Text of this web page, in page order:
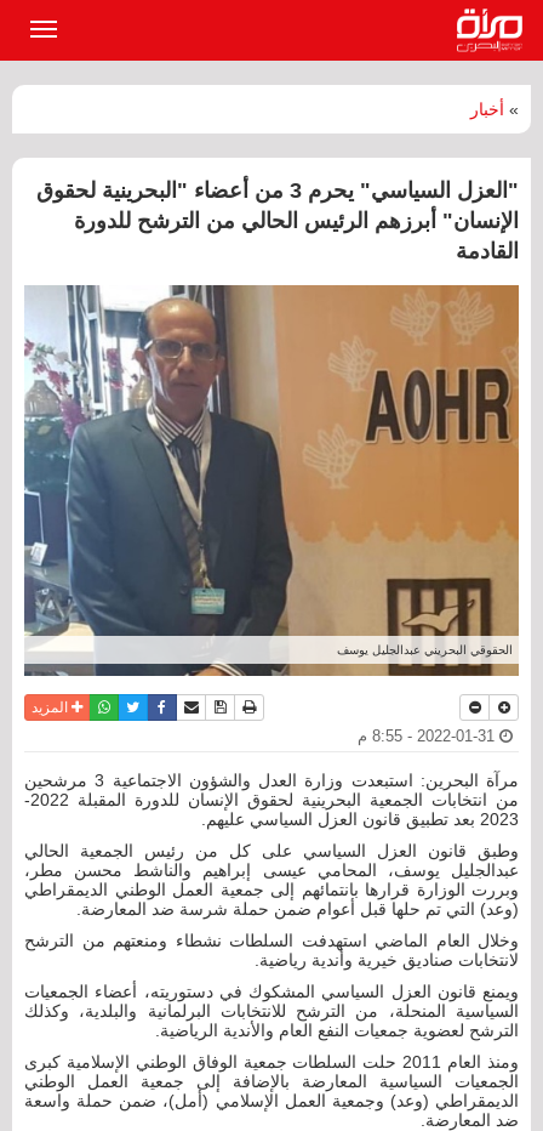
» أخبار
"العزل السياسي" يحرم 3 من أعضاء "البحرينية لحقوق
الإنسان" أبرزهم الرئيس الحالي من الترشح للدورة
القادمة
الحقوقي البحريني عبدالجليل يوسف
نسخة للطباعة
حفظ الموضوع
أرسل الى صديق
فيسبوكتويترواتسابالمزيد
مرآة البحرين: استبعدت وزارة العدل والشؤون الاجتماعية 3 مرشحين
من انتخابات الجمعية البحرينية لحقوق الإنسان للدورة المقبلة 2022-
2023 بعد تطبيق قانون العزل السياسي عليهم.
وطبق قانون العزل السياسي على كل من رئيس الجمعية الحالي
عبدالجليل يوسف، المحامي عيسى إبراهيم والناشط محسن مطر،
وبررت الوزارة قرارها بانتمائهم إلى جمعية العمل الوطني الديمقراطي
(وعد) التي تم حلها قبل أعوام ضمن حملة شرسة ضد المعارضة.
وخلال العام الماضي استهدفت السلطات نشطاء ومنعتهم من الترشح
لانتخابات صناديق خيرية وأندية رياضية.
ويمنع قانون العزل السياسي المشكوك في دستوريته، أعضاء الجمعيات
السياسية المنحلة، من الترشح للانتخابات البرلمانية والبلدية، وكذلك
الترشح لعضوية جمعيات النفع العام والأندية الرياضية.
ومنذ العام 2011 حلت السلطات جمعية الوفاق الوطني الإسلامية كبرى
الجمعيات السياسية المعارضة بالإضافة إلى جمعية العمل الوطني
الديمقراطي (وعد) وجمعية العمل الإسلامي (أمل)، ضمن حملة واسعة
ضد المعارضة.